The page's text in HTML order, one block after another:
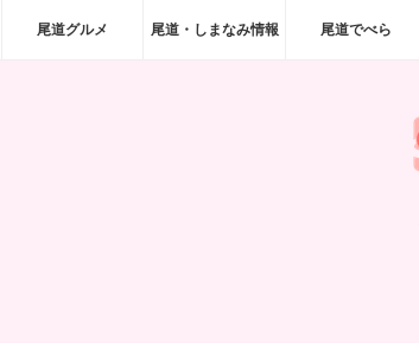
ホーム尾道グルメ 尾道・しまなみ情報 尾道でべら